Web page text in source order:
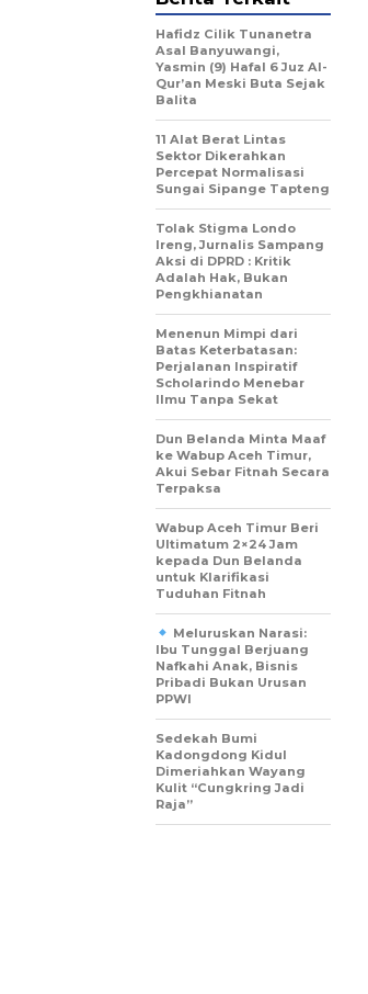
Hafidz Cilik Tunanetra
Asal Banyuwangi,
Yasmin (9) Hafal 6 Juz Al-
Qur’an Meski Buta Sejak
Balita
11 Alat Berat Lintas
Sektor Dikerahkan
Percepat Normalisasi
Sungai Sipange Tapteng
Tolak Stigma Londo
Ireng, Jurnalis Sampang
Aksi di DPRD : Kritik
Adalah Hak, Bukan
Pengkhianatan
Menenun Mimpi dari
Batas Keterbatasan:
Perjalanan Inspiratif
Scholarindo Menebar
Ilmu Tanpa Sekat
Dun Belanda Minta Maaf
ke Wabup Aceh Timur,
Akui Sebar Fitnah Secara
Terpaksa
Wabup Aceh Timur Beri
Ultimatum 2×24 Jam
kepada Dun Belanda
untuk Klarifikasi
Tuduhan Fitnah
Meluruskan Narasi:
Ibu Tunggal Berjuang
Nafkahi Anak, Bisnis
Pribadi Bukan Urusan
PPWI
Sedekah Bumi
Kadongdong Kidul
Dimeriahkan Wayang
Kulit “Cungkring Jadi
Raja”